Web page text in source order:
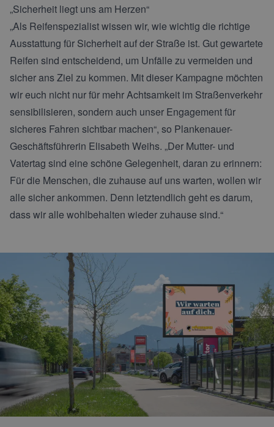
„Sicherheit liegt uns am Herzen“
„Als Reifenspezialist wissen wir, wie wichtig die richtige
Ausstattung für Sicherheit auf der Straße ist. Gut gewartete
Reifen sind entscheidend, um Unfälle zu vermeiden und
sicher ans Ziel zu kommen. Mit dieser Kampagne möchten
wir euch nicht nur für mehr Achtsamkeit im Straßenverkehr
sensibilisieren, sondern auch unser Engagement für
sicheres Fahren sichtbar machen“, so Plankenauer-
Geschäftsführerin Elisabeth Weihs. „Der Mutter- und
Vatertag sind eine schöne Gelegenheit, daran zu erinnern:
Für die Menschen, die zuhause auf uns warten, wollen wir
alle sicher ankommen. Denn letztendlich geht es darum,
dass wir alle wohlbehalten wieder zuhause sind.“